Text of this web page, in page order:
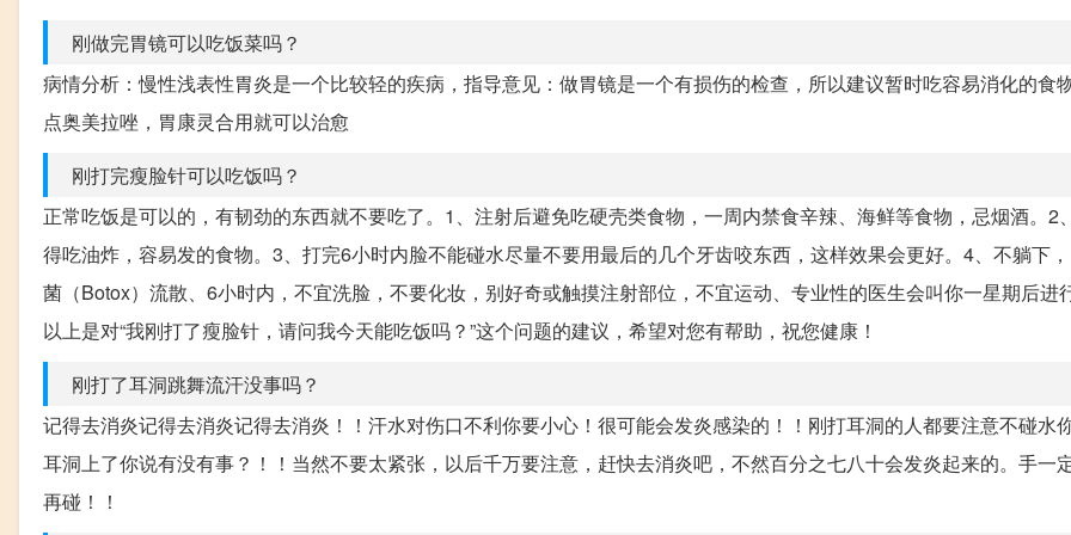
刚做完胃镜可以吃饭菜吗？
病情分析：慢性浅表性胃炎是一个比较轻的疾病，指导意见：做胃镜是一个有损伤的检查，所以建议暂时吃容易消化的食
点奥美拉唑，胃康灵合用就可以治愈
刚打完瘦脸针可以吃饭吗？
正常吃饭是可以的，有韧劲的东西就不要吃了。1、注射后避免吃硬壳类食物，一周内禁食辛辣、海鲜等食物，忌烟酒。2
得吃油炸，容易发的食物。3、打完6小时内脸不能碰水尽量不要用最后的几个牙齿咬东西，这样效果会更好。4、不躺下
菌（Botox）流散、6小时内，不宜洗脸，不要化妆，别好奇或触摸注射部位，不宜运动、专业性的医生会叫你一星期后进
以上是对“我刚打了瘦脸针，请问我今天能吃饭吗？”这个问题的建议，希望对您有帮助，祝您健康！
刚打了耳洞跳舞流汗没事吗？
记得去消炎记得去消炎记得去消炎！！汗水对伤口不利你要小心！很可能会发炎感染的！！刚打耳洞的人都要注意不碰水
耳洞上了你说有没有事？！！当然不要太紧张，以后千万要注意，赶快去消炎吧，不然百分之七八十会发炎起来的。手一
再碰！！